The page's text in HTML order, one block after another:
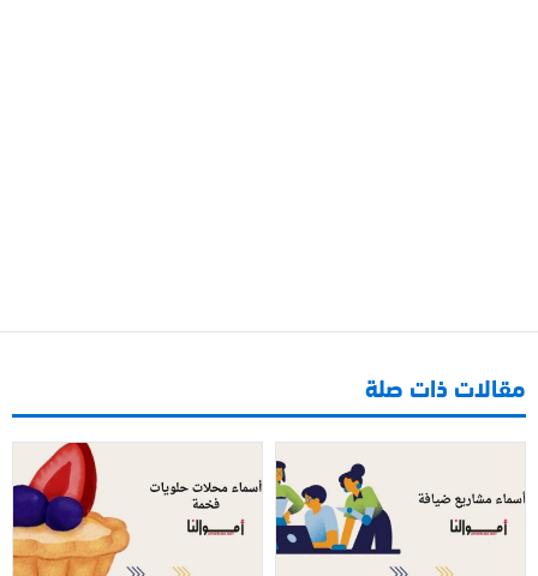
مقالات ذات صلة